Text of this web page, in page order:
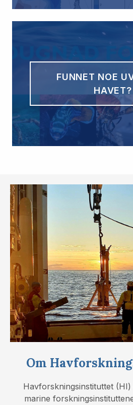
FUNNET NOE
HAVET?
Om
Havforskningsinstituttet
marine